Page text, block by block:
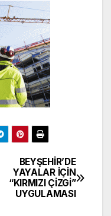
BEYŞEHİR’DE
YAYALAR İÇİN
“KIRMIZI ÇİZGİ”
UYGULAMASI